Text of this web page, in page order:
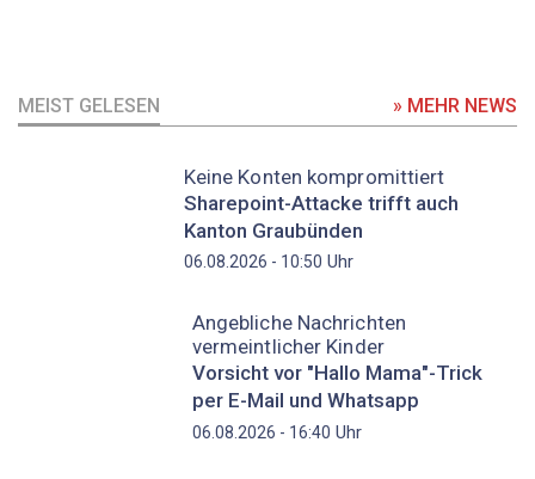
MEIST GELESEN » MEHR NEWS
Keine Konten kompromittiert
Sharepoint-Attacke trifft auch
Kanton Graubünden
06.08.2026 - 10:50 Uhr
Angebliche Nachrichten
vermeintlicher Kinder
Vorsicht vor "Hallo Mama"-Trick
per E-Mail und Whatsapp
06.08.2026 - 16:40 Uhr